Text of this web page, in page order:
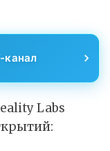
канал
Labs